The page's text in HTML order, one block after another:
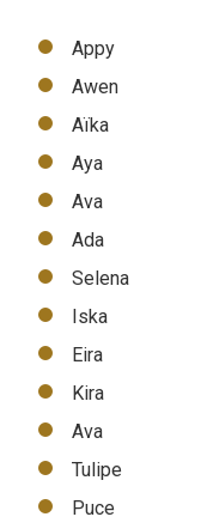
Appy
Awen
Aïka
Aya
Ava
Ada
Selena
Iska
Eira
Kira
Ava
Tulipe
Puce